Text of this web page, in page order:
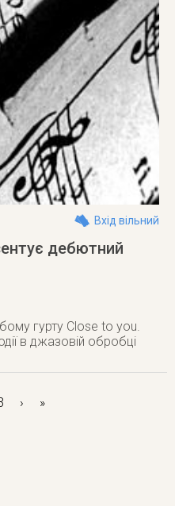
Вхід вільний
дебютний
гурту Close to you.
в джазовій обробці
› »